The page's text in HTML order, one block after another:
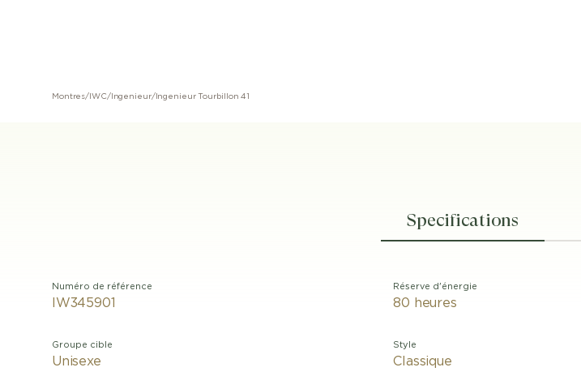
Montres/ IWC/Ingenieur/Ingenieur Tourbillon 41
Specifications
Numéro de référence
IW345901
Groupe cible
Unisexe
Réserve d'énergie
80 heures
Style
Classique